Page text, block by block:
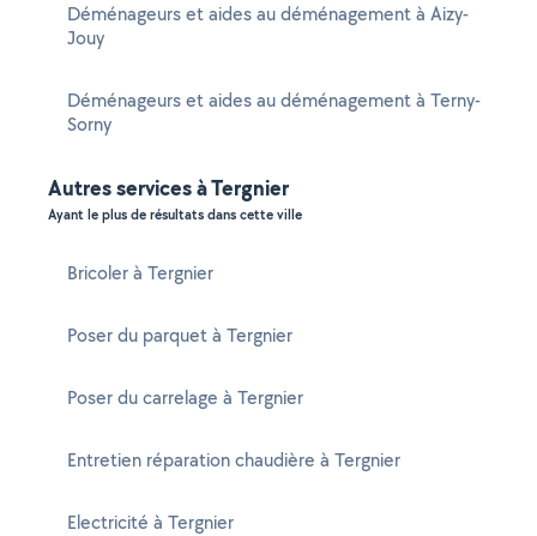
Déménageurs et aides au déménagement à Aizy-
Jouy
Déménageurs et aides au déménagement à Terny-
Sorny
Autres services à Tergnier
Ayant le plus de résultats dans cette ville
Bricoler à Tergnier
Poser du parquet à Tergnier
Poser du carrelage à Tergnier
Entretien réparation chaudière à Tergnier
Electricité à Tergnier